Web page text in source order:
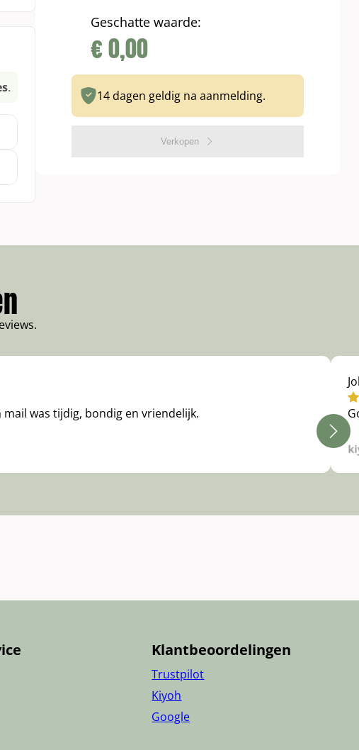
.
Geschatte waarde:
€0,00
14 dagen geldig na aanmelding.
Verkopen
was tijdig, bondig en vriendelijk.
Klantbeoordelingen
Trustpilot
Kiyoh
Google